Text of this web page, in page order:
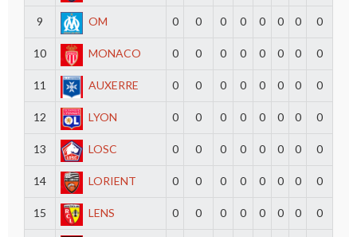
9 OM 0 0 0 0 0 0 0 0
10 MONACO 0 0 0 0 0 0 0 0
11 AUXERRE 0 0 0 0 0 0 0 0
12 LYON 0 0 0 0 0 0 0 0
13 LOSC 0 0 0 0 0 0 0 0
14 LORIENT 0 0 0 0 0 0 0 0
15 LENS 0 0 0 0 0 0 0 0